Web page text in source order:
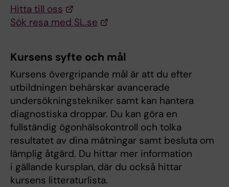
Hitta till oss
Sök resa med SL.se
Kursens syfte och mål
Kursens övergripande mål är att du efter
utbildningen behärskar avancerade
undersökningstekniker samt kan hantera
diagnostiska droppar. Du kan göra en
fullständig ögonhälsokontroll och tolka
resultatet av dina mätningar samt besluta om
lämplig åtgärd. Du hittar mer information
i gällande kursplan, där du också hittar
kursens litteraturlista.